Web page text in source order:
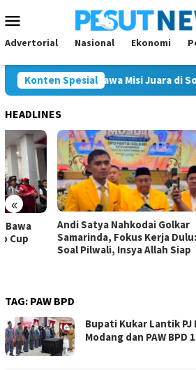
ke
kontenMobile
Advertorial Nasional Ekonomi
Konten Spesial
Mahakam FC Bawa Misi Juara di
HEADLINES
«
Andi Satya Nahkodai Golkar
Samarinda, Fokus Kerja Dulu:
Soal Pilwali, Insya Allah Siap
Andi
Ketua
Musda
TAG: PAW BPD
Bupati Kukar Lantik PJ
Modang dan PAW BPD